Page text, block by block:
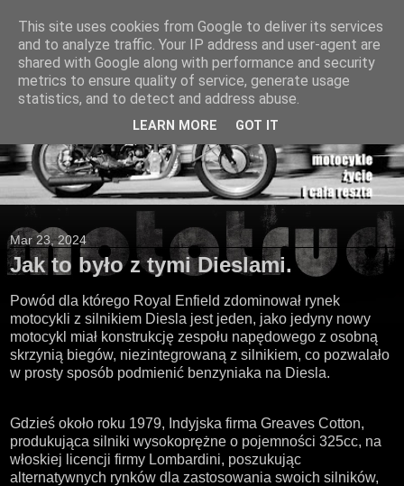
Mar 23, 2024
Jak to było z tymi Dieslami.
Powód dla którego Royal Enfield zdominował rynek
motocykli z silnikiem Diesla jest jeden, jako jedyny nowy
motocykl miał konstrukcję zespołu napędowego z osobną
skrzynią biegów, niezintegrowaną z silnikiem, co pozwalało
w prosty sposób podmienić benzyniaka na Diesla.
Gdzieś około roku 1979, Indyjska firma Greaves Cotton,
produkująca silniki wysokoprężne o pojemności 325cc, na
włoskiej licencji firmy Lombardini, poszukując
alternatywnych rynków dla zastosowania swoich silników,
This site uses cookies from Google to deliver its services
and to analyze traffic. Your IP address and user-agent are
shared with Google along with performance and security
metrics to ensure quality of service, generate usage
statistics, and to detect and address abuse.
LEARN MORE GOT IT